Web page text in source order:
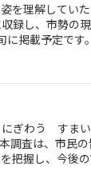
を理解してい
録し、市勢の
掲載予定です。
にぎわう すま
調査は、市民の
把握し、今後